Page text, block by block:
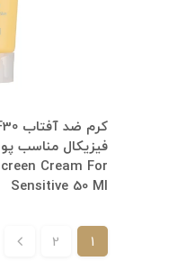
فیزیکال مناسب
Cream For
Sensitive 50 Ml
1
2